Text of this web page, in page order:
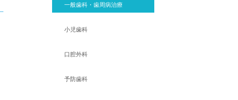
一般歯科・歯周病治療
小児歯科
口腔外科
予防歯科